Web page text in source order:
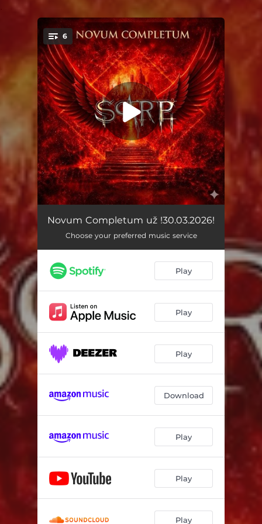
You're all set!
6
ROZDÍLY BEZ ILUZÍ 03:18
ROČNÍK-1969 02:58
NOC A DEN 03:21
SVĚDOMÍ 03:38
V MÝCH ŽILÁCH (bonus) 02:56
Novum Completum už !30.03.2026!
Choose your preferred music service
Play
Play
Play
Download
Play
Play
Play